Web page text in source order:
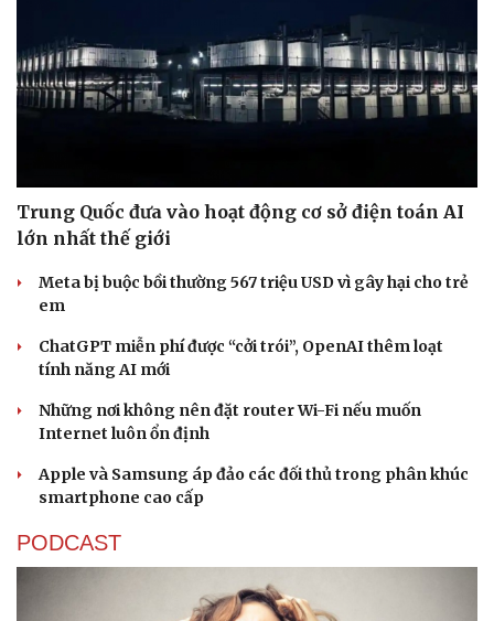
Dinh dưỡng - món ngon
Cây thuốc
Nhi khoa
Nam khoa
Phòng mạch online
Ăn sạch sống khỏe
Nhà đẹp
Trung Quốc đưa vào hoạt động cơ sở điện toán AI
lớn nhất thế giới
Meta bị buộc bồi thường 567 triệu USD vì gây hại cho trẻ
em
ChatGPT miễn phí được “cởi trói”, OpenAI thêm loạt
tính năng AI mới
Những nơi không nên đặt router Wi-Fi nếu muốn
Internet luôn ổn định
Apple và Samsung áp đảo các đối thủ trong phân khúc
smartphone cao cấp
PODCAST